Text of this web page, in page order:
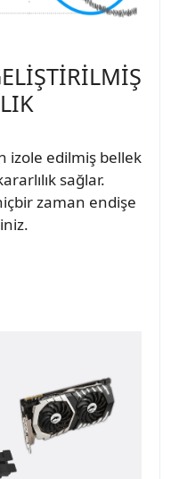
izole edilmiş bellek
sağlar.
zaman endişe